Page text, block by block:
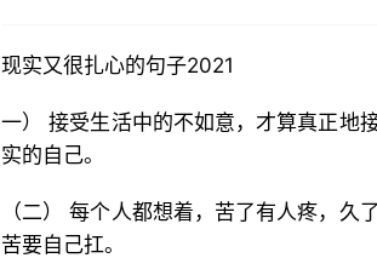
现实又很扎心的句子2021
一） 接受生活中的不如意，才算真正地
实的自己。
（二） 每个人都想着，苦了有人疼，久
苦要自己扛。